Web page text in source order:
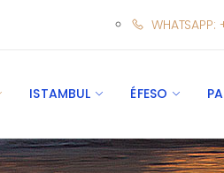
ISTAMBUL ÉFESO